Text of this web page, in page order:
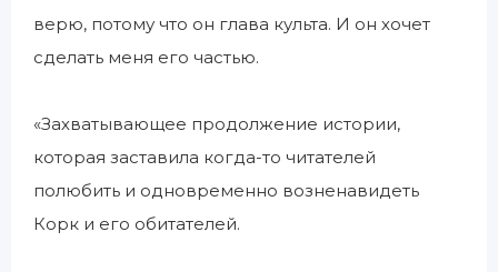
верю, потому что он глава культа. И он хочет
сделать меня его частью.
«Захватывающее продолжение истории,
которая заставила когда-то читателей
полюбить и одновременно возненавидеть
Корк и его обитателей.